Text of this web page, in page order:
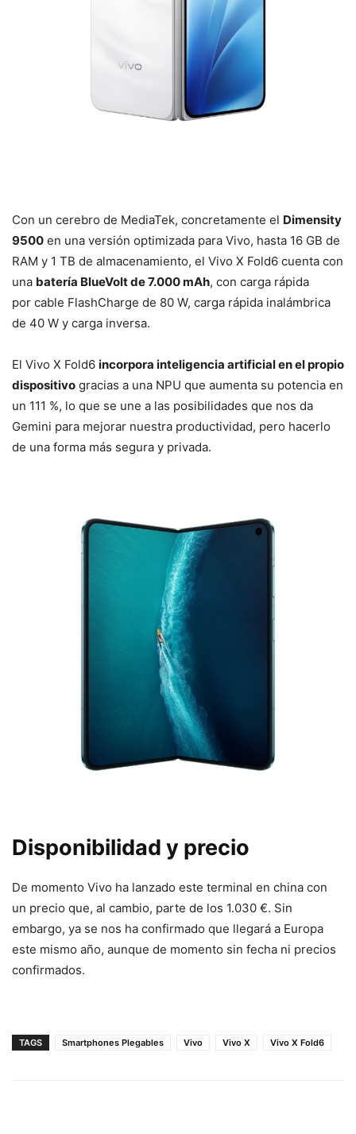
Con un cerebro de MediaTek, concretamente el Dimensity
9500 en una versión optimizada para Vivo, hasta 16 GB de
RAM y 1 TB de almacenamiento, el Vivo X Fold6 cuenta con
una batería BlueVolt de 7.000 mAh, con carga rápida
por cable FlashCharge de 80 W, carga rápida inalámbrica
de 40 W y carga inversa.
El Vivo X Fold6 incorpora inteligencia artificial en el propio
dispositivo gracias a una NPU que aumenta su potencia en
un 111 %, lo que se une a las posibilidades que nos da
Gemini para mejorar nuestra productividad, pero hacerlo
de una forma más segura y privada.
Disponibilidad y precio
De momento Vivo ha lanzado este terminal en china con
un precio que, al cambio, parte de los 1.030 €. Sin
embargo, ya se nos ha confirmado que llegará a Europa
este mismo año, aunque de momento sin fecha ni precios
confirmados.
TAGS Smartphones Plegables Vivo Vivo X Vivo X Fold6